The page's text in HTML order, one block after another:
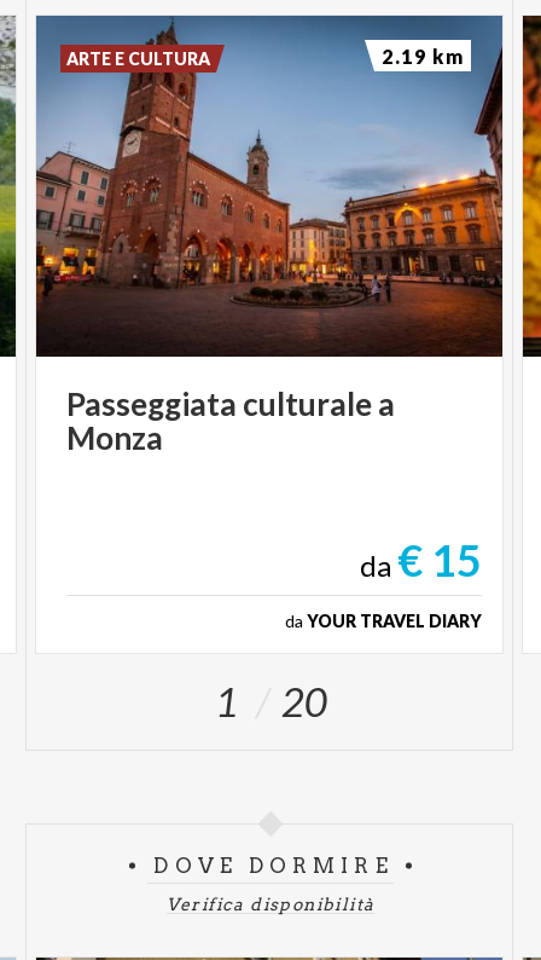
Passeggiata culturalea
Monza
da € 15
da YOUR TRAVEL DIARY
ARTE E CULTURA 2.19 km
1 20
DOVE DORMIRE
Verifica disponibilità